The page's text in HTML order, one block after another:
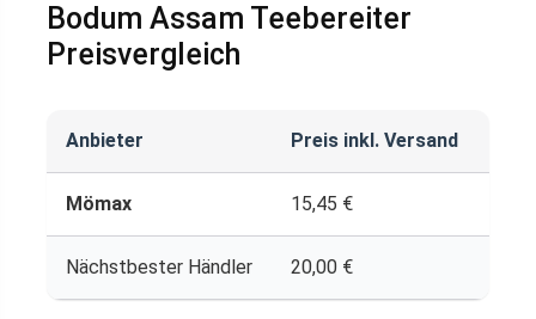
Bodum Assam Teebereiter
Preisvergleich
Anbieter Preis inkl. Versand
Mömax 15,45 €
Nächstbester Händler 20,00 €